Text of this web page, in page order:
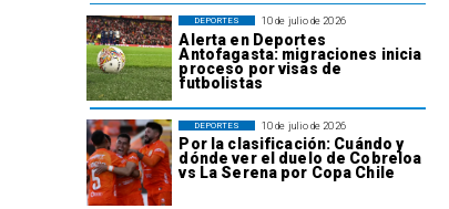
10 de julio de 2026
Alerta en Deportes
Antofagasta: migraciones inicia
proceso por visas de
futbolistas
DEPORTES
10 de julio de 2026
Por la clasificación: Cuándo y
dónde ver el duelo de Cobreloa
vs La Serena por Copa Chile
DEPORTES